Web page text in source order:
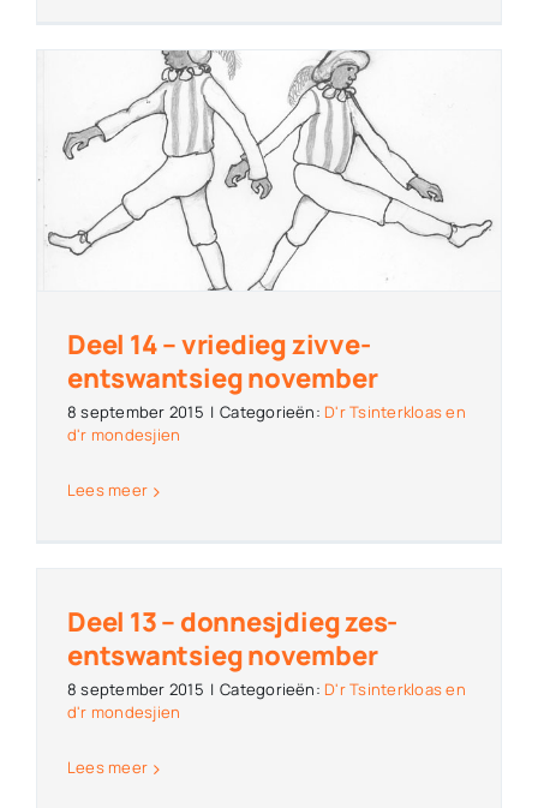
Deel 14 – vriedieg zivve-
entswantsieg november
8 september 2015 | Categorieën: D'r Tsinterkloas en
d'r mondesjien
Lees meer
Deel 13 – donnesjdieg zes-
entswantsieg november
8 september 2015 | Categorieën: D'r Tsinterkloas en
d'r mondesjien
Lees meer